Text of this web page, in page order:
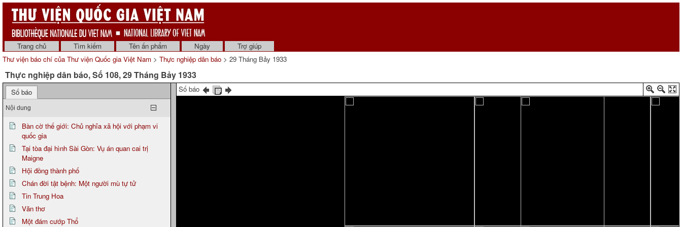
Trang chủ Tìm kiếm Tên ấn phẩm Ngày
Trợ giúp
Thư viện báo chí của Thư viện Quốc gia Việt Nam > Thực nghiệp dân báo > 29 Tháng Bảy 1933
Thực nghiệp dân báo, Số 108, 29 Tháng Bảy 1933
Số báo
Nội dung
Bàn cờ thế giới: Chủ nghĩa xã hội với phạm vi
quốc gia
Tại tòa đại hình Sài Gòn: Vụ án quan cai trị
Maigne
Hội đồng thành phố
Chán đời tật bệnh: Một người mù tự tử
Tin Trung Hoa
Văn thơ
Một đám cướp Thổ
Số báo